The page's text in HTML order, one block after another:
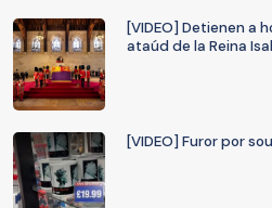
[VIDEO] Detienen a
ataúd de la Reina
[VIDEO] Furor por